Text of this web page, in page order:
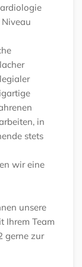
in
stets
wir eine
unsere
Ihrem Team
gerne zur